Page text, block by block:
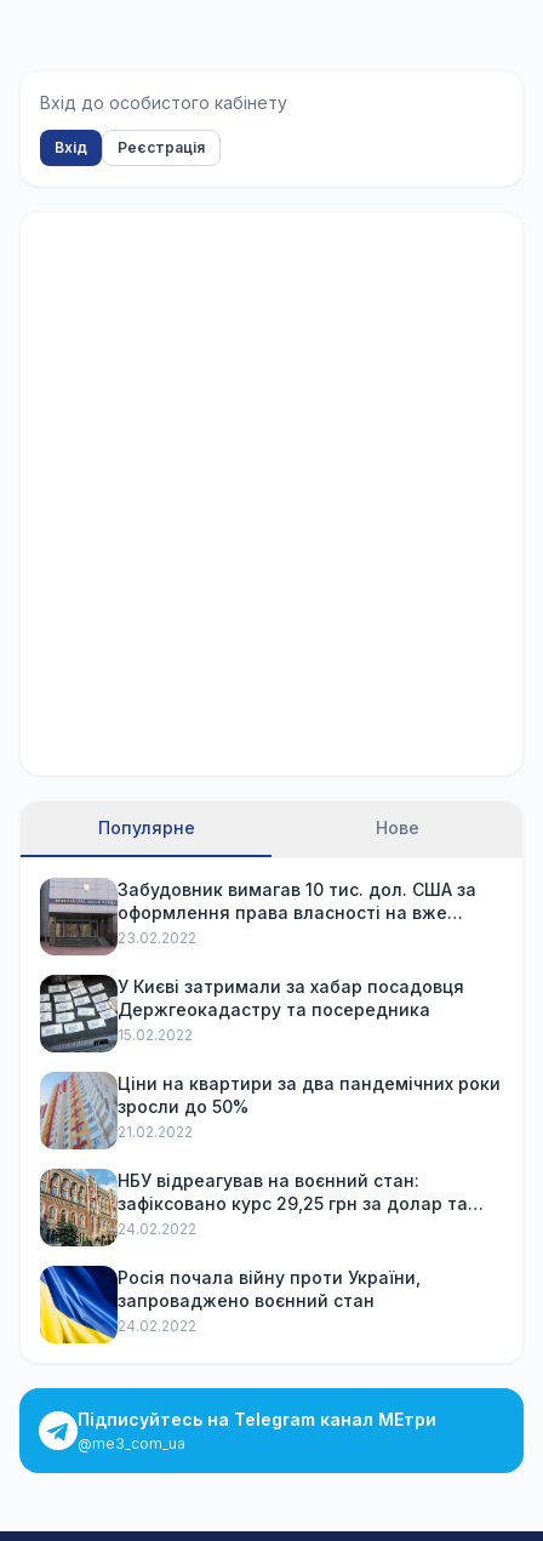
Вхід до особистого кабінету
Вхід Реєстрація
Популярне Нове
Забудовник вимагав 10 тис. дол. США за
оформлення права власності на вже
куплену квартиру
23.02.2022
У Києві затримали за хабар посадовця
Держгеокадастру та посередника
15.02.2022
Ціни на квартири за два пандемічних роки
зросли до 50%
21.02.2022
НБУ відреагував на воєнний стан:
зафіксовано курс 29,25 грн за долар та
обмежив зняття готівки
24.02.2022
Росія почала війну проти України,
запроваджено воєнний стан
24.02.2022
Підписуйтесь на Telegram канал МЕтри
@me3_com_ua